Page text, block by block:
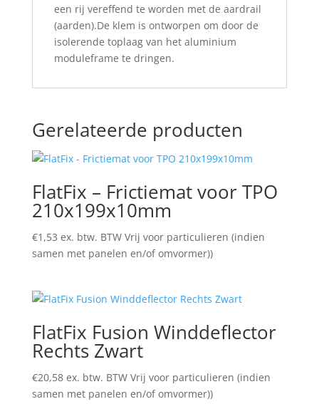
een rij vereffend te worden met de aardrail
(aarden).De klem is ontworpen om door de
isolerende toplaag van het aluminium
moduleframe te dringen.
Gerelateerde producten
FlatFix – Frictiemat voor TPO
210x199x10mm
€1,53 ex. btw. BTW Vrij voor particulieren (indien
samen met panelen en/of omvormer))
FlatFix Fusion Winddeflector
Rechts Zwart
€20,58 ex. btw. BTW Vrij voor particulieren (indien
samen met panelen en/of omvormer))